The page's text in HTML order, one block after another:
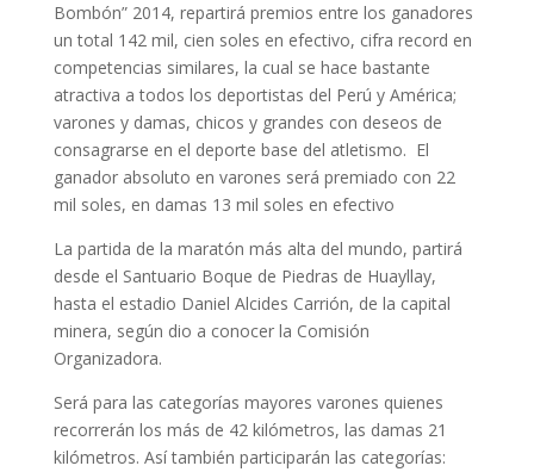
Bombón” 2014, repartirá premios entre los ganadores
un total 142 mil, cien soles en efectivo, cifra record en
competencias similares, la cual se hace bastante
atractiva a todos los deportistas del Perú y América;
varones y damas, chicos y grandes con deseos de
consagrarse en el deporte base del atletismo. El
ganador absoluto en varones será premiado con 22
mil soles, en damas 13 mil soles en efectivo
La partida de la maratón más alta del mundo, partirá
desde el Santuario Boque de Piedras de Huayllay,
hasta el estadio Daniel Alcides Carrión, de la capital
minera, según dio a conocer la Comisión
Organizadora.
Será para las categorías mayores varones quienes
recorrerán los más de 42 kilómetros, las damas 21
kilómetros. Así también participarán las categorías: